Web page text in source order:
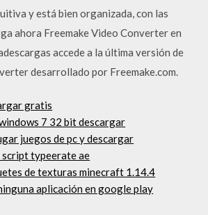
y está bien organizada, con las
ahora Freemake Video Converter en
accede a la última versión de
desarrollado por Freemake.com.
gratis
7 32 bit descargar
juegos de pc y descargar
typeerate ae
de texturas minecraft 1.14.4
aplicación en google play